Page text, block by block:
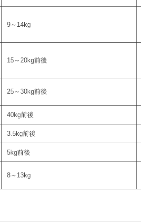
9～14kg
15～20kg前後
25～30kg前後
40kg前後
3.5kg前後
5kg前後
8～13kg